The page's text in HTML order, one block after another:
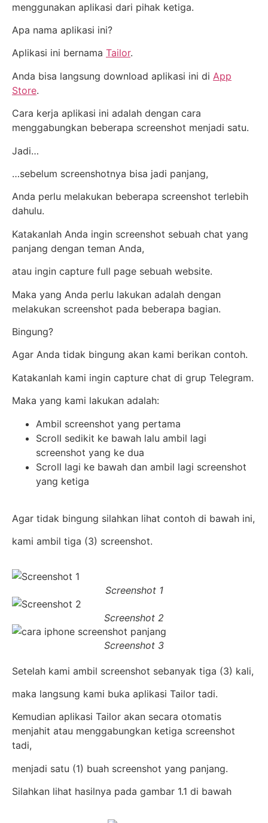
menggunakan aplikasi dari pihak ketiga.
Apa nama aplikasi ini?
Aplikasi ini bernama Tailor.
Anda bisa langsung download aplikasi ini di App
Store.
Cara kerja aplikasi ini adalah dengan cara
menggabungkan beberapa screenshot menjadi satu.
Jadi…
…sebelum screenshotnya bisa jadi panjang,
Anda perlu melakukan beberapa screenshot terlebih
dahulu.
Katakanlah Anda ingin screenshot sebuah chat yang
panjang dengan teman Anda,
atau ingin capture full page sebuah website.
Maka yang Anda perlu lakukan adalah dengan
melakukan screenshot pada beberapa bagian.
Bingung?
Agar Anda tidak bingung akan kami berikan contoh.
Katakanlah kami ingin capture chat di grup Telegram.
Maka yang kami lakukan adalah:
Ambil screenshot yang pertama
Scroll sedikit ke bawah lalu ambil lagi
screenshot yang ke dua
Scroll lagi ke bawah dan ambil lagi screenshot
yang ketiga
Agar tidak bingung silahkan lihat contoh di bawah ini,
kami ambil tiga (3) screenshot.
Screenshot 1
Screenshot 2
Screenshot 3
Setelah kami ambil screenshot sebanyak tiga (3) kali,
maka langsung kami buka aplikasi Tailor tadi.
Kemudian aplikasi Tailor akan secara otomatis
menjahit atau menggabungkan ketiga screenshot
tadi,
menjadi satu (1) buah screenshot yang panjang.
Silahkan lihat hasilnya pada gambar 1.1 di bawah